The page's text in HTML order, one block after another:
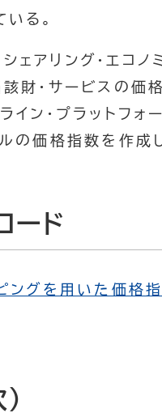
る。
ェアリング・エコ
該財・サービスの
イン・プラットフ
の価格指数を作成
ード
ピングを用いた価